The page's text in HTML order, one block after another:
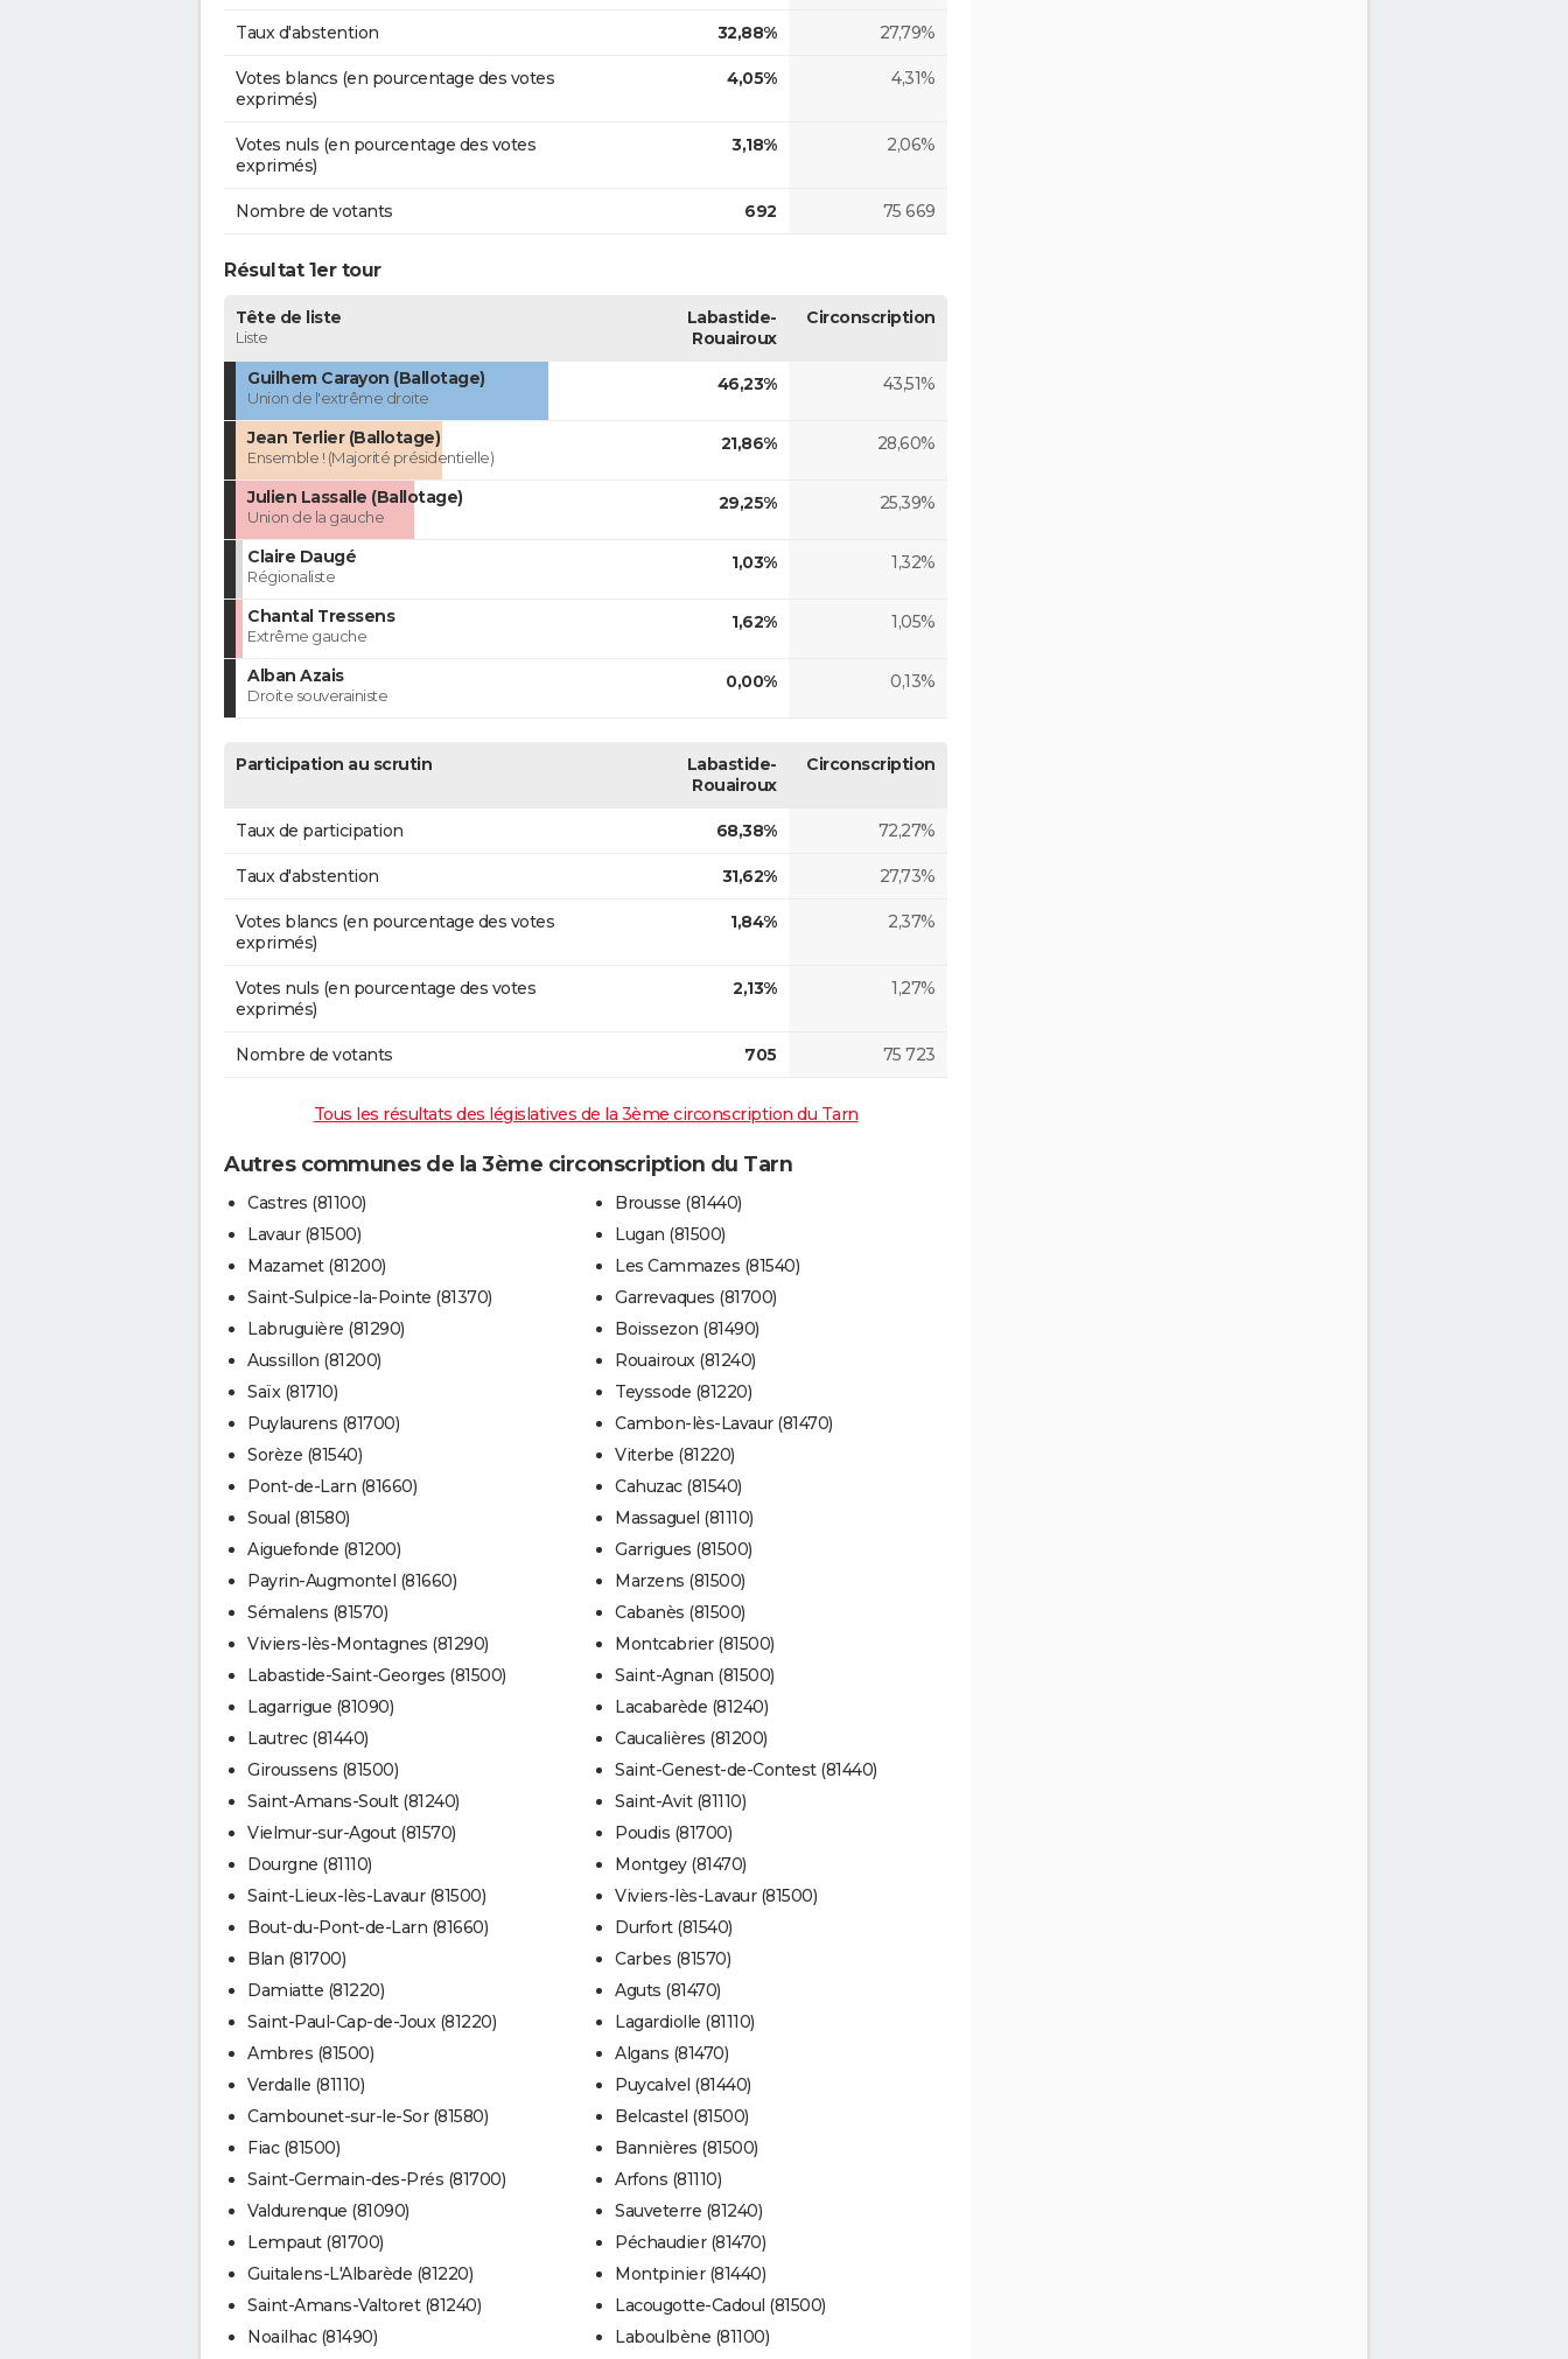
Taux d'abstention 32,88% 27,79%
Votes blancs (en pourcentage des votes
exprimés)
4,05% 4,31%
Votes nuls (en pourcentage des votes
exprimés)
3,18% 2,06%
Nombre de votants 692 75 669
Résultat 1er tour
Tête de liste
Liste
Labastide-
Rouairoux
Circonscription
Guilhem Carayon (Ballotage)
Union de l'extrême droite
46,23% 43,51%
Jean Terlier (Ballotage)
Ensemble ! (Majorité présidentielle)
21,86% 28,60%
Julien Lassalle (Ballotage)
Union de la gauche
29,25% 25,39%
Claire Daugé
Régionaliste
1,03% 1,32%
Chantal Tressens
Extrême gauche
1,62% 1,05%
Alban Azais
Droite souverainiste
0,00% 0,13%
Participation au scrutin
Labastide-
Rouairoux
Circonscription
Taux de participation 68,38% 72,27%
Taux d'abstention 31,62% 27,73%
Votes blancs (en pourcentage des votes
exprimés)
1,84% 2,37%
Votes nuls (en pourcentage des votes
exprimés)
2,13% 1,27%
Nombre de votants 705 75 723
Tous les résultats des législatives de la 3ème circonscription du Tarn
Autres communes de la 3ème circonscription du Tarn
Castres (81100)
Lavaur (81500)
Mazamet (81200)
Saint-Sulpice-la-Pointe (81370)
Labruguière (81290)
Aussillon (81200)
Saïx (81710)
Puylaurens (81700)
Sorèze (81540)
Pont-de-Larn (81660)
Soual (81580)
Aiguefonde (81200)
Payrin-Augmontel (81660)
Sémalens (81570)
Viviers-lès-Montagnes (81290)
Labastide-Saint-Georges (81500)
Lagarrigue (81090)
Lautrec (81440)
Giroussens (81500)
Saint-Amans-Soult (81240)
Vielmur-sur-Agout (81570)
Dourgne (81110)
Saint-Lieux-lès-Lavaur (81500)
Bout-du-Pont-de-Larn (81660)
Blan (81700)
Damiatte (81220)
Saint-Paul-Cap-de-Joux (81220)
Ambres (81500)
Verdalle (81110)
Cambounet-sur-le-Sor (81580)
Fiac (81500)
Saint-Germain-des-Prés (81700)
Valdurenque (81090)
Lempaut (81700)
Guitalens-L'Albarède (81220)
Saint-Amans-Valtoret (81240)
Noailhac (81490)
Brousse (81440)
Lugan (81500)
Les Cammazes (81540)
Garrevaques (81700)
Boissezon (81490)
Rouairoux (81240)
Teyssode (81220)
Cambon-lès-Lavaur (81470)
Viterbe (81220)
Cahuzac (81540)
Massaguel (81110)
Garrigues (81500)
Marzens (81500)
Cabanès (81500)
Montcabrier (81500)
Saint-Agnan (81500)
Lacabarède (81240)
Caucalières (81200)
Saint-Genest-de-Contest (81440)
Saint-Avit (81110)
Poudis (81700)
Montgey (81470)
Viviers-lès-Lavaur (81500)
Durfort (81540)
Carbes (81570)
Aguts (81470)
Lagardiolle (81110)
Algans (81470)
Puycalvel (81440)
Belcastel (81500)
Bannières (81500)
Arfons (81110)
Sauveterre (81240)
Péchaudier (81470)
Montpinier (81440)
Lacougotte-Cadoul (81500)
Laboulbène (81100)